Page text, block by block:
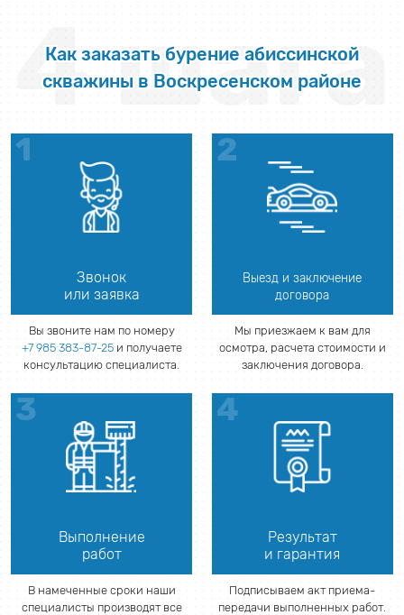
Как заказать бурение абиссинской
скважины в Воскресенском районе
4 шага
Звонок
или заявка
Вы звоните нам по номеру
+7 985 383-87-25и получаете
консультацию специалиста.
Выезд и заключение
договора
Мы приезжаем к вам для
осмотра, расчета стоимости и
заключения договора.
Выполнение
работ
В намеченные сроки наши
специалисты производят все
Результат
и гарантия
Подписываем акт приема-
передачи выполненных работ.